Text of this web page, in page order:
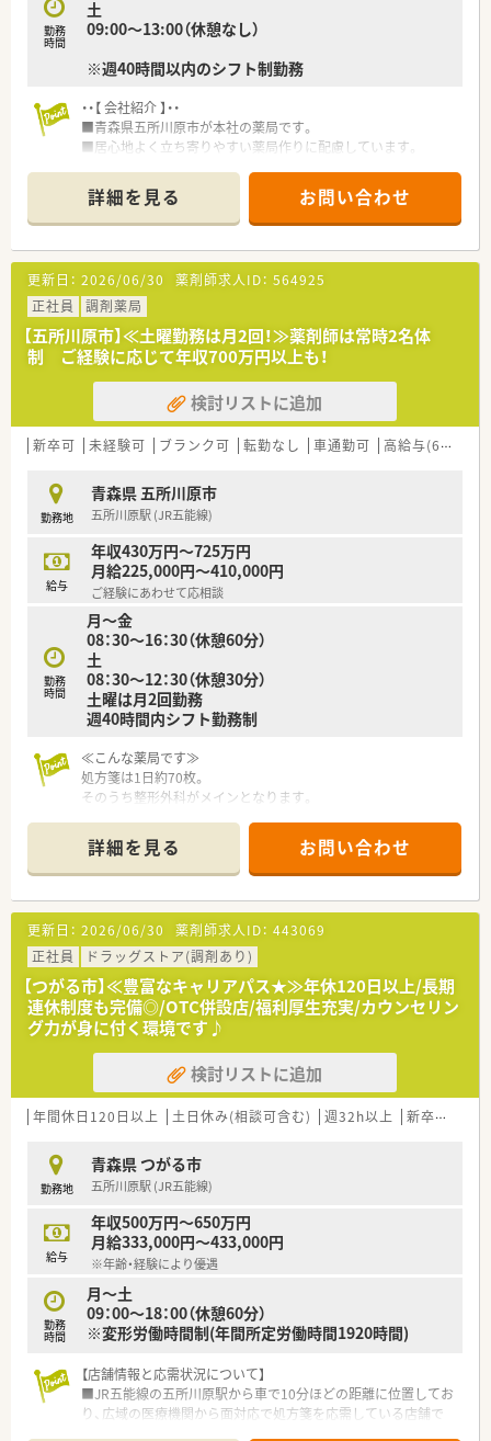
勤務
時間
土
09:00～13:00（休憩なし）
※週40時間以内のシフト制勤務
・・【 会社紹介 】・・
■青森県五所川原市が本社の薬局です。
■居心地よく立ち寄りやすい薬局作りに配慮しています。
しておられます。
■経営者との距離が近く、風通しの良い環境です！
・・【 薬局紹介 】・・
■女性が多く活躍している薬局です！
住宅街に位置し、明るく清潔感のある店舗です。
■ドライブスルーにも対応している店舗です。
■内科・循環器系をメインに応需しており、処方箋は1日60枚程
度で、薬剤師は2名在籍しております。
■残業はほぼなく、メリハリがある勤務が叶います！
・・【 こんな方にオススメ 】・・
■メリハリがある環境で就業したい方
■専門性を高められる環境で就業したい方
■転勤なく地域に根付いて働きたい方
詳細を見る お問い合わせ
更新日： 2026/06/30 薬剤師求人ID： 564925
正社員
調剤薬局
【五所川原市】≪土曜勤務は月2回！≫薬剤師は常時2名体
制 ご経験に応じて年収700万円以上も！
検討リストに追加
新卒可 未経験可 ブランク可 転勤なし 車通勤可 高給与(600万円以上)
勤務地
青森県 五所川原市
五所川原駅 (JR五能線)
給与
年収430万円～725万円
月給225,000円～410,000円
ご経験にあわせて応相談
勤務
時間
月～金
08：30～16：30（休憩60分）
土
08：30～12：30（休憩30分）
土曜は月2回勤務
週40時間内シフト勤務制
≪こんな薬局です≫
処方箋は1日約70枚。
そのうち整形外科がメインとなります。
務されています。
在宅療養指導もあります。
≪こんな薬局です≫
労働組合もある、青森県内で展開されている調剤薬局です。
育児休業、看護休暇の取得実績もあり。
確定拠出年金・確定給付年金も完備されており、長く勤務する上
で安心の精度が整っています。
奨学貸付金制度もあり、返済免除制度も完備。
今後の奨学金の返済が不安･･･でもいきなり高年収で教えてもら
えない環境も今後のキャリアアップが不安･･･という方には安心
の精度があります。
有給休暇もしっかり利用できる環境なのでライフワークバラン
ス重視の方に大変オススメです。
詳細を見る お問い合わせ
更新日： 2026/06/30 薬剤師求人ID： 443069
正社員
ドラッグストア(調剤あり)
【つがる市】≪豊富なキャリアパス★≫年休120日以上/長期
連休制度も完備◎/OTC併設店/福利厚生充実/カウンセリン
グ力が身に付く環境です♪
検討リストに追加
年間休日120日以上 土日休み(相談可含む) 週32h以上 新卒可
勤務地
青森県 つがる市
五所川原駅 (JR五能線)
給与
年収500万円～650万円
月給333,000円～433,000円
※年齢・経験により優遇
勤務
時間
月～土
09：00～18：00（休憩60分）
※変形労働時間制(年間所定労働時間1920時間)
【店舗情報と応需状況について】
■JR五能線の五所川原駅から車で10分ほどの距離に位置してお
り、広域の医療機関から面対応で処方箋を応需している店舗で